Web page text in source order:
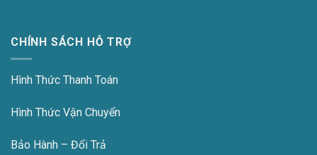
CHÍNH SÁCH HỖ TRỢ
Hình Thức Thanh Toán
Hình Thức Vận Chuyển
Bảo Hành – Đổi Trả